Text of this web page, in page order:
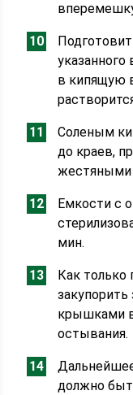
указанного
в кипящую
Соленым
до краев,
Емкости с
мин.
Как только
крышками
остывания.
должно